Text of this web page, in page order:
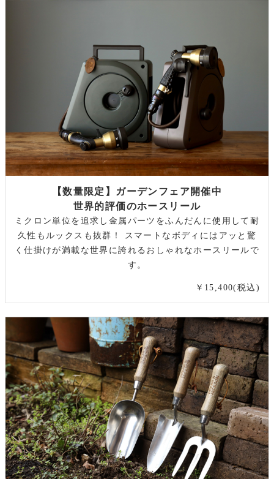
【数量限定】ガーデンフェア開催中
世界的評価のホースリール
ミクロン単位を追求し金属パーツをふんだんに使用して耐
久性もルックスも抜群！ スマートなボディにはアッと驚
く仕掛けが満載な世界に誇れるおしゃれなホースリールで
す。
￥15,400(税込)